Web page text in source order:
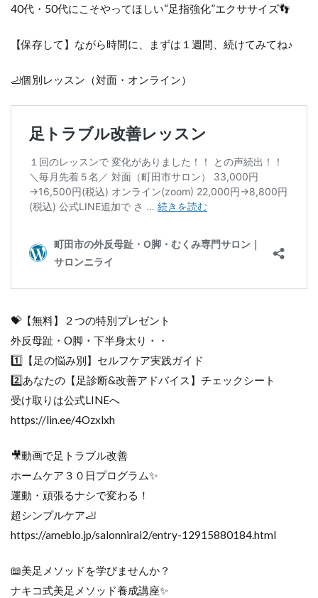
40代・50代にこそやってほしい“足指強化”エクササイズ👣
【保存して】ながら時間に、まずは１週間、続けてみてね♪
🦶個別レッスン（対面・オンライン）
💝【無料】２つの特別プレゼント
外反母趾・O脚・下半身太り・・
1️⃣【足の悩み別】セルフケア実践ガイド
2️⃣あなたの【足診断&改善アドバイス】チェックシート
受け取りは公式LINEへ
https://lin.ee/4Ozxlxh
🎥動画で足トラブル改善
ホームケア３０日プログラム✨
運動・頑張るナシで変わる！
超シンプルケア🦶
https://ameblo.jp/salonnirai2/entry-12915880184.html
📖美足メソッドを学びませんか？
ナキコ式美足メソッド養成講座✨